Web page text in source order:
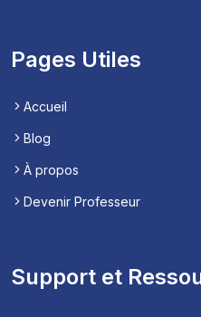
Pages Utiles
Accueil
Blog
À propos
Devenir Professeur
Support et